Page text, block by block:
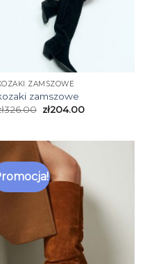
ZAMSZOWE
zamszowe
326.00 zł204.00